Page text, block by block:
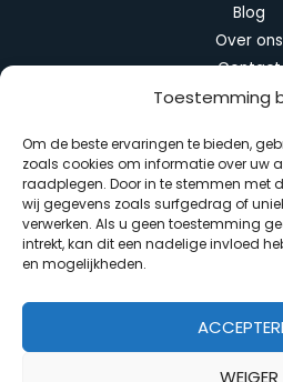
Toestemming
Om de beste ervaringen te bieden,
zoals cookies om informatie over uw
raadplegen. Door in te stemmen met
wij gegevens zoals surfgedrag of
verwerken. Als u geen toestemming
intrekt, kan dit een nadelige invloed
en mogelijkheden.
WEIGER
Blog
Over ons
Contact
Duurzaam
Huis en
Slimme